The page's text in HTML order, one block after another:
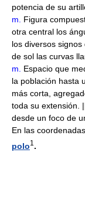
potencia de su
m.
Figura
otra central los
los diversos
de sol las curvas
m.
Espacio que
la población hasta
más corta,
toda su extensión.
desde un foco de
En las
polo1 .